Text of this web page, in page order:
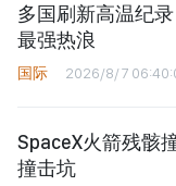
多国刷新高温纪
最强热浪
国际 2026/8/7
SpaceX火箭残骸
撞击坑